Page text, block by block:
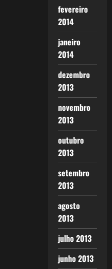
fevereiro
2014
janeiro
2014
dezembro
2013
novembro
2013
outubro
2013
setembro
2013
agosto
2013
julho 2013
junho 2013